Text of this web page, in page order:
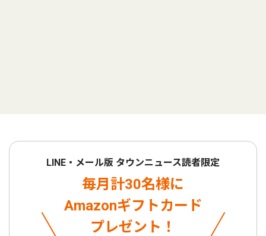
LINE・メール版 タウンニュース読者限定
毎月計30名様に
Amazonギフトカード
プレゼント！